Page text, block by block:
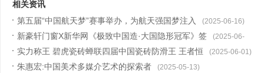
相关资讯
第五届“中国航天梦”赛事举办，为航天强国梦注入
(2025-06-16)
新豪轩门窗X新华网《极致中国造·大国隐形冠军》签 (2025-06-
05)
实力称王 碧虎瓷砖蝉联四届中国瓷砖防滑王 王者恒 (2025-06-01)
朱惠宏:中国美术多媒介艺术的探索者 (2025-05-13)